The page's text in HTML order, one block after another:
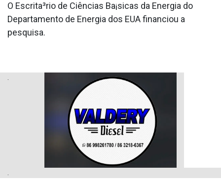
O Escrita³rio de Ciências Ba¡sicas da Energia do
Departamento de Energia dos EUA financiou a
pesquisa.
.